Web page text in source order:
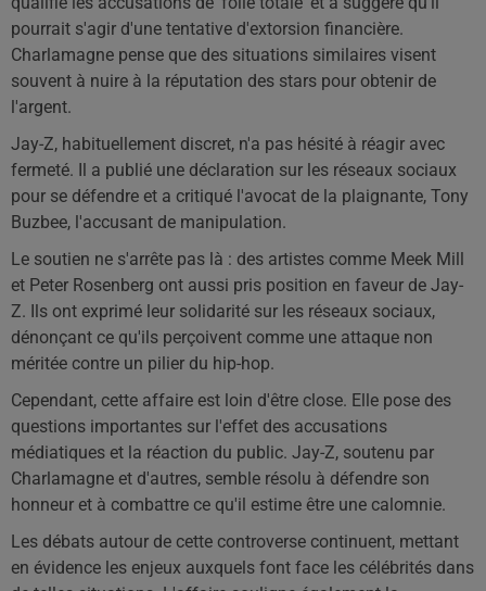
pourrait s'agir d'une tentative d'extorsion financière.
Charlamagne pense que des situations similaires visent
souvent à nuire à la réputation des stars pour obtenir de
l'argent.
Jay-Z, habituellement discret, n'a pas hésité à réagir avec
fermeté. Il a publié une déclaration sur les réseaux sociaux
pour se défendre et a critiqué l'avocat de la plaignante, Tony
Buzbee, l'accusant de manipulation.
Le soutien ne s'arrête pas là : des artistes comme Meek Mill
et Peter Rosenberg ont aussi pris position en faveur de Jay-
Z. Ils ont exprimé leur solidarité sur les réseaux sociaux,
dénonçant ce qu'ils perçoivent comme une attaque non
méritée contre un pilier du hip-hop.
Cependant, cette affaire est loin d'être close. Elle pose des
questions importantes sur l'effet des accusations
médiatiques et la réaction du public. Jay-Z, soutenu par
Charlamagne et d'autres, semble résolu à défendre son
honneur et à combattre ce qu'il estime être une calomnie.
Les débats autour de cette controverse continuent, mettant
en évidence les enjeux auxquels font face les célébrités dans